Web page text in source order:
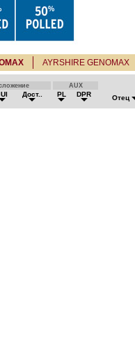
AYRSHIRE GENOMAX
AUX
Дост.. PL DPR Отец